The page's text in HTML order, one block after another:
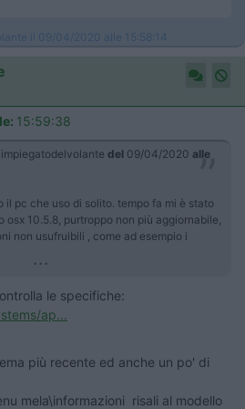
il 09/04/2020 alle 15:58:14
15:59:38
impiegatodelvolante del 09/04/2020 alle
il pc che uso di solito. tempo fa mi è stato
osx 10.5.8, purtroppo non più aggiornabile,
non usufruibili , come ad esempio i
...
le specifiche:
ap...
più recente ed anche un po' di
mela\informazioni risali al modello